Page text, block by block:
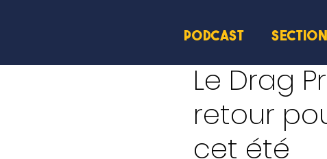
PODCAST
Le Drag
retour
cet été